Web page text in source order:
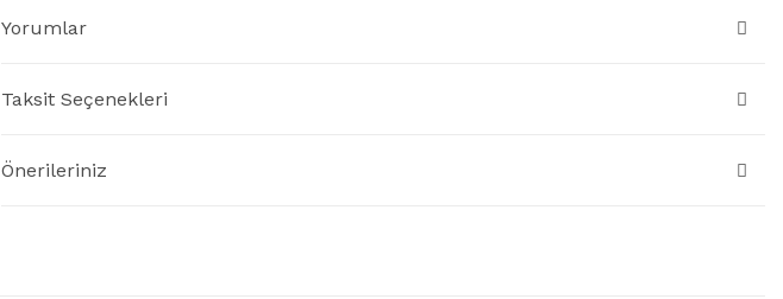
Yorumlar
Taksit Seçenekleri
Önerileriniz